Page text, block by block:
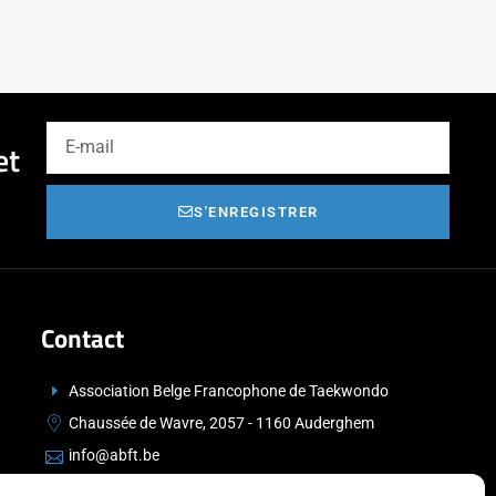
S'ENREGISTRER
Contact
Association Belge Francophone de Taekwondo
Chaussée de Wavre, 2057 - 1160 Auderghem
info@abft.be